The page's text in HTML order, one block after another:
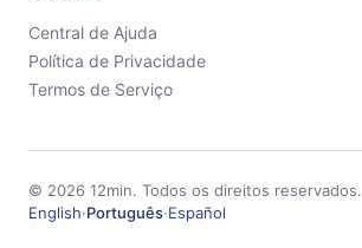
Central de Ajuda
Política de Privacidade
Termos de Serviço
© 2026 12min. Todos os direitos reservados.
English·Português·Español